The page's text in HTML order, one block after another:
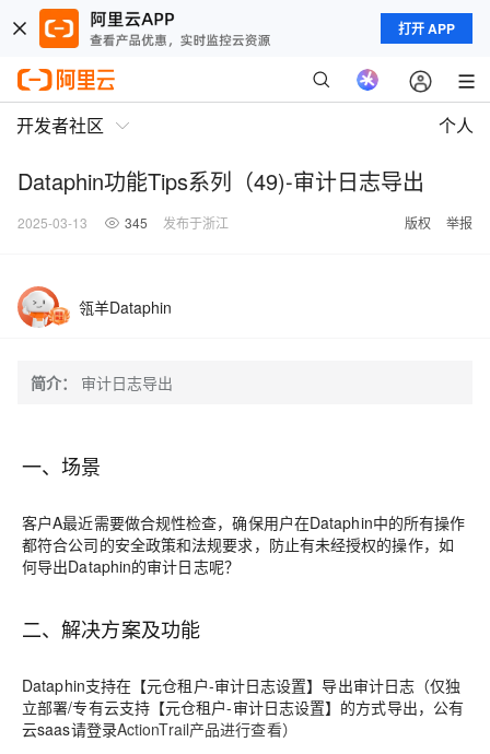
打开 APP
开发者社区 个人
Dataphin功能Tips系列（49)-审计日志导出
2025-03-13 345 发布于浙江 版权 举报
瓴羊Dataphin
简介： 审计日志导出
一、场景
客户A最近需要做合规性检查，确保用户在Dataphin中的所有操作
都符合公司的安全政策和法规要求，防止有未经授权的操作，如
何导出Dataphin的审计日志呢？
二、解决方案及功能
Dataphin支持在【元仓租户-审计日志设置】导出审计日志（仅独
立部署/专有云支持【元仓租户-审计日志设置】的方式导出，公有
云saas请登录ActionTrail产品进行查看）